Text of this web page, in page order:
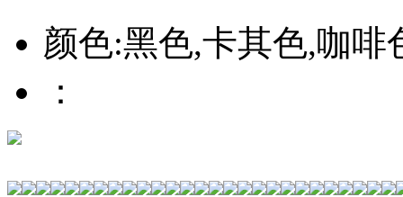
颜色:黑色,卡其色,咖啡
：